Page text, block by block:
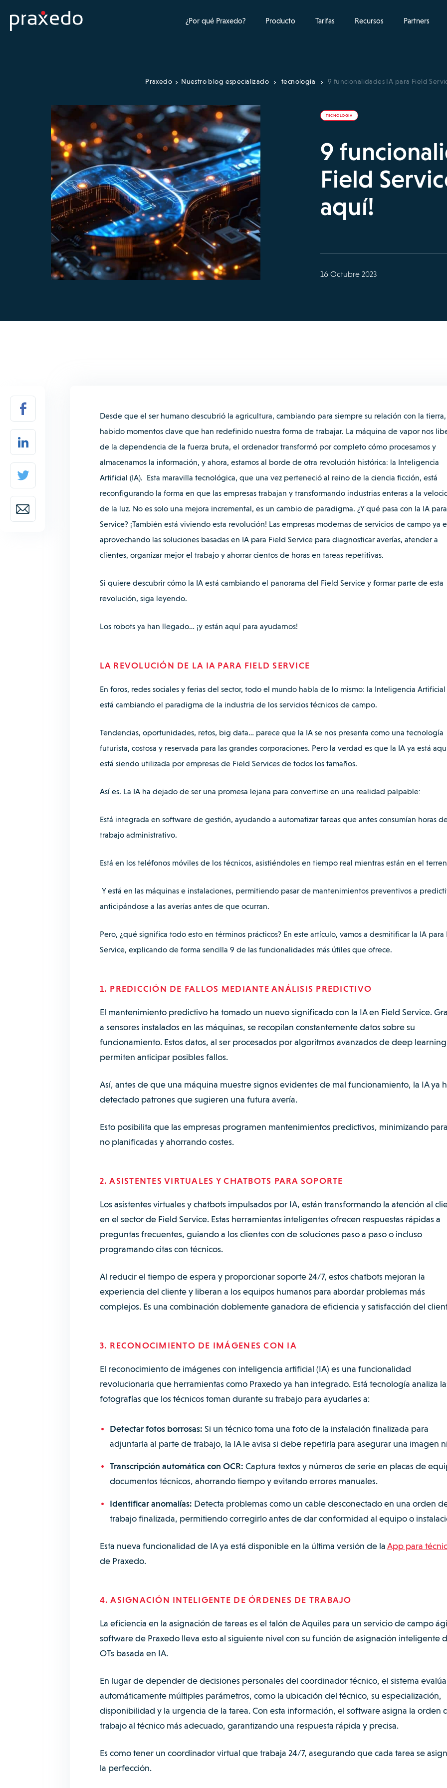
¿Por qué Praxedo? Producto Tarifas Recursos Partners
Praxedo Nuestro blog especializado tecnología 9 funcionalidades IA para Field
TECNOLOGÍA
9
Field
aquí!
16 Octubre 2023
Desde que el ser humano descubrió la agricultura, cambiando para siempre su relación con la tierra,
habido momentos clave que han redefinido nuestra forma de trabajar. La máquina de vapor nos
de la dependencia de la fuerza bruta, el ordenador transformó por completo cómo procesamos y
almacenamos la información, y ahora, estamos al borde de otra revolución histórica: la Inteligencia
Artificial (IA). Esta maravilla tecnológica, que una vez perteneció al reino de la ciencia ficción, está
reconfigurando la forma en que las empresas trabajan y transformando industrias enteras a la
de la luz. No es solo una mejora incremental, es un cambio de paradigma. ¿Y qué pasa con la IA
Service? ¡También está viviendo esta revolución! Las empresas modernas de servicios de campo ya
aprovechando las soluciones basadas en IA para Field Service para diagnosticar averías, atender a
clientes, organizar mejor el trabajo y ahorrar cientos de horas en tareas repetitivas.
Si quiere descubrir cómo la IA está cambiando el panorama del Field Service y formar parte de esta
revolución, siga leyendo.
Los robots ya han llegado… ¡y están aquí para ayudarnos!
LA REVOLUCIÓN DE LA IA PARA FIELD SERVICE
En foros, redes sociales y ferias del sector, todo el mundo habla de lo mismo: la Inteligencia Artificial
está cambiando el paradigma de la industria de los servicios técnicos de campo.
Tendencias, oportunidades, retos, big data… parece que la IA se nos presenta como una tecnología
futurista, costosa y reservada para las grandes corporaciones. Pero la verdad es que la IA ya está
está siendo utilizada por empresas de Field Services de todos los tamaños.
Así es. La IA ha dejado de ser una promesa lejana para convertirse en una realidad palpable:
Está integrada en software de gestión, ayudando a automatizar tareas que antes consumían horas
trabajo administrativo.
Está en los teléfonos móviles de los técnicos, asistiéndoles en tiempo real mientras están en el
Y está en las máquinas e instalaciones, permitiendo pasar de mantenimientos preventivos a
anticipándose a las averías antes de que ocurran.
Pero, ¿qué significa todo esto en términos prácticos? En este artículo, vamos a desmitificar la IA para
Service, explicando de forma sencilla 9 de las funcionalidades más útiles que ofrece.
1. PREDICCIÓN DE FALLOS MEDIANTE ANÁLISIS PREDICTIVO
El mantenimiento predictivo ha tomado un nuevo significado con la IA en Field Service.
a sensores instalados en las máquinas, se recopilan constantemente datos sobre su
funcionamiento. Estos datos, al ser procesados por algoritmos avanzados de deep
permiten anticipar posibles fallos.
Así, antes de que una máquina muestre signos evidentes de mal funcionamiento, la IA ya
detectado patrones que sugieren una futura avería.
Esto posibilita que las empresas programen mantenimientos predictivos, minimizando
no planificadas y ahorrando costes.
2. ASISTENTES VIRTUALES Y CHATBOTS PARA SOPORTE
Los asistentes virtuales y chatbots impulsados por IA, están transformando la atención al
en el sector de Field Service. Estas herramientas inteligentes ofrecen respuestas rápidas a
preguntas frecuentes, guiando a los clientes con de soluciones paso a paso o incluso
programando citas con técnicos.
Al reducir el tiempo de espera y proporcionar soporte 24/7, estos chatbots mejoran la
experiencia del cliente y liberan a los equipos humanos para abordar problemas más
complejos. Es una combinación doblemente ganadora de eficiencia y satisfacción del
3. RECONOCIMIENTO DE IMÁGENES CON IA
El reconocimiento de imágenes con inteligencia artificial (IA) es una funcionalidad
revolucionaria que herramientas como Praxedo ya han integrado. Está tecnología analiza
fotografías que los técnicos toman durante su trabajo para ayudarles a:
Detectar fotos borrosas: Si un técnico toma una foto de la instalación finalizada para
adjuntarla al parte de trabajo, la IA le avisa si debe repetirla para asegurar una imagen
Transcripción automática con OCR: Captura textos y números de serie en placas de
documentos técnicos, ahorrando tiempo y evitando errores manuales.
Identificar anomalías: Detecta problemas como un cable desconectado en una orden
trabajo finalizada, permitiendo corregirlo antes de dar conformidad al equipo o
Esta nueva funcionalidad de IA ya está disponible en la última versión de laApp para
de Praxedo.
4. ASIGNACIÓN INTELIGENTE DE ÓRDENES DE TRABAJO
La eficiencia en la asignación de tareas es el talón de Aquiles para un servicio de campo
software de Praxedo lleva esto al siguiente nivel con su función de asignación inteligente
OTs basada en IA.
En lugar de depender de decisiones personales del coordinador técnico, el sistema evalúa
automáticamente múltiples parámetros, como la ubicación del técnico, su especialización,
disponibilidad y la urgencia de la tarea. Con esta información, el software asigna la orden
trabajo al técnico más adecuado, garantizando una respuesta rápida y precisa.
Es como tener un coordinador virtual que trabaja 24/7, asegurando que cada tarea se
la perfección.